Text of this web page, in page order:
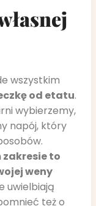
wszystkim
od etatu.
wybierzemy,
napój, który
zakresie to
weny
uwielbiają
też o